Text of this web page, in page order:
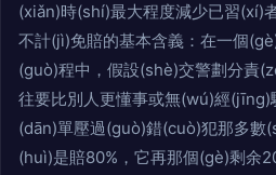
(xiǎn)時(shí)最大程度減少已習(xí)
不計(jì)免賠的基本含義：在一個
(guò)程中，假設(shè)交警劃分責
往要比別人更懂事或無(wú)經
(dān)單壓過(guò)錯(cuò)犯那多數
(huì)是賠80%，它再那個(gè)剩余